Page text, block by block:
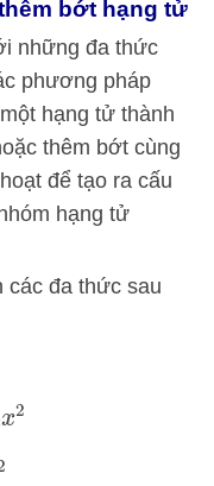
bớt hạng tử
những đa thức
phương pháp
hạng tử thành
thêm bớt cùng
để tạo ra cấu
hạng tử
các đa thức sau